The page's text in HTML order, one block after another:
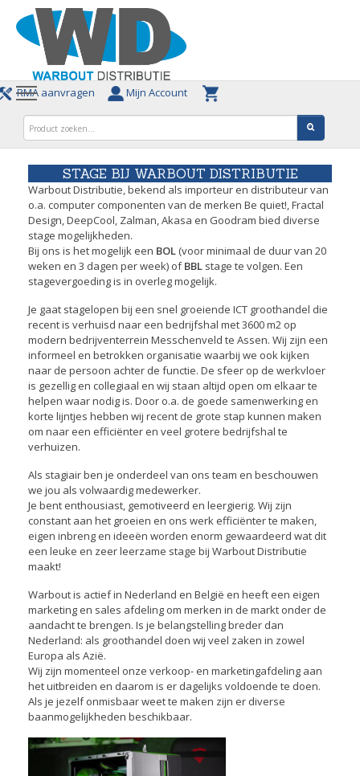
RMA aanvragen Mijn Account
STAGE BIJ WARBOUT DISTRIBUTIE
Warbout Distributie, bekend als importeur en distributeur van
o.a. computer componenten van de merken Be quiet!, Fractal
Design, DeepCool, Zalman, Akasa en Goodram bied diverse
stage mogelijkheden.
Bij ons is het mogelijk een BOL (voor minimaal de duur van 20
weken en 3 dagen per week) ofBBL stage te volgen. Een
stagevergoeding is in overleg mogelijk.
Je gaat stagelopen bij een snel groeiende ICT groothandel die
recent is verhuisd naar een bedrijfshal met 3600 m2 op
modern bedrijventerrein Messchenveld te Assen. Wij zijn een
informeel en betrokken organisatie waarbij we ook kijken
naar de persoon achter de functie. De sfeer op de werkvloer
is gezellig en collegiaal en wij staan altijd open om elkaar te
helpen waar nodig is. Door o.a. de goede samenwerking en
korte lijntjes hebben wij recent de grote stap kunnen maken
om naar een efficiënter en veel grotere bedrijfshal te
verhuizen.
Als stagiair ben je onderdeel van ons team en beschouwen
we jou als volwaardig medewerker.
Je bent enthousiast, gemotiveerd en leergierig. Wij zijn
constant aan het groeien en ons werk efficiënter te maken,
eigen inbreng en ideeën worden enorm gewaardeerd wat dit
een leuke en zeer leerzame stage bij Warbout Distributie
maakt!
Warbout is actief in Nederland en België en heeft een eigen
marketing en sales afdeling om merken in de markt onder de
aandacht te brengen. Is je belangstelling breder dan
Nederland: als groothandel doen wij veel zaken in zowel
Europa als Azië.
Wij zijn momenteel onze verkoop- en marketingafdeling aan
het uitbreiden en daarom is er dagelijks voldoende te doen.
Als je jezelf onmisbaar weet te maken zijn er diverse
baanmogelijkheden beschikbaar.